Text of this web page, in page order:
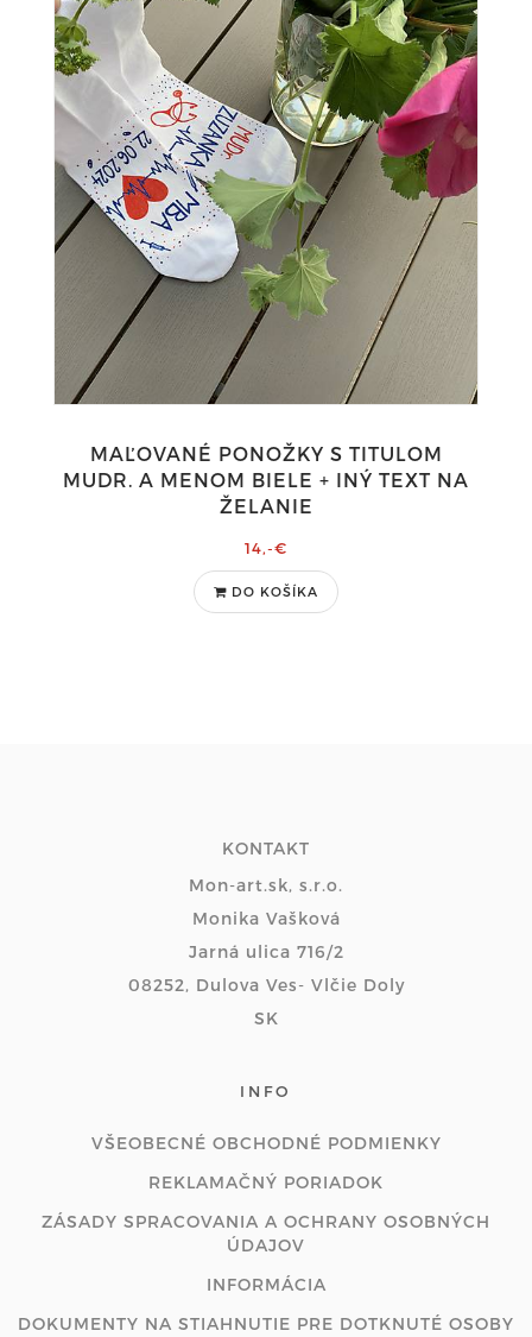
MAĽOVANÉ PONOŽKY S TITULOM
MUDR. A MENOM BIELE + INÝ TEXT NA
ŽELANIE
14,-€
DO KOŠÍKA
KONTAKT
Mon-art.sk, s.r.o.
Monika Vašková
Jarná ulica 716/2
08252, Dulova Ves- Vlčie Doly
SK
INFO
VŠEOBECNÉ OBCHODNÉ PODMIENKY
REKLAMAČNÝ PORIADOK
ZÁSADY SPRACOVANIA A OCHRANY OSOBNÝCH
ÚDAJOV
INFORMÁCIA
DOKUMENTY NA STIAHNUTIE PRE DOTKNUTÉ OSOBY